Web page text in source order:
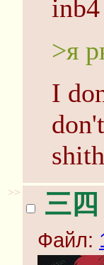
inb4
>я
I
>> 三四
Файл: